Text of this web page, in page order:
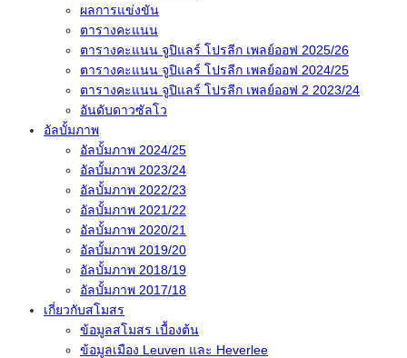
ผลการแข่งขัน
ตารางคะแนน
ตารางคะแนน จูปิแลร์ โปรลีก เพลย์ออฟ 2025/26
ตารางคะแนน จูปิแลร์ โปรลีก เพลย์ออฟ 2024/25
ตารางคะแนน จูปิแลร์ โปรลีก เพลย์ออฟ 2 2023/24
อันดับดาวซัลโว
อัลบั้มภาพ
อัลบั้มภาพ 2024/25
อัลบั้มภาพ 2023/24
อัลบั้มภาพ 2022/23
อัลบั้มภาพ 2021/22
อัลบั้มภาพ 2020/21
อัลบั้มภาพ 2019/20
อัลบั้มภาพ 2018/19
อัลบั้มภาพ 2017/18
เกี่ยวกับสโมสร
ข้อมูลสโมสร เบื้องต้น
ข้อมูลเมือง Leuven และ Heverlee